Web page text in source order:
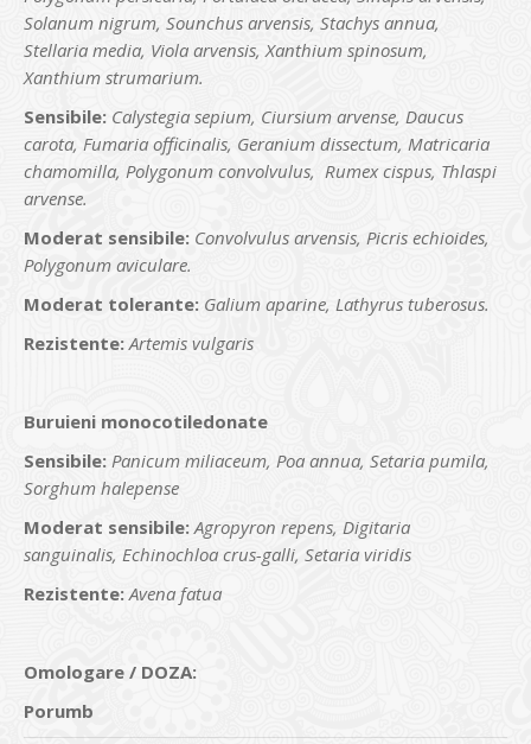
Solanum nigrum, Sounchus arvensis, Stachys annua,
Stellaria media, Viola arvensis, Xanthium spinosum,
Xanthium strumarium.
Sensibile: Calystegia sepium, Ciursium arvense, Daucus
carota, Fumaria officinalis, Geranium dissectum, Matricaria
chamomilla, Polygonum convolvulus, Rumex cispus, Thlaspi
arvense.
Moderat sensibile: Convolvulus arvensis, Picris echioides,
Polygonum aviculare.
Moderat tolerante: Galium aparine, Lathyrus tuberosus.
Rezistente: Artemis vulgaris
Buruieni monocotiledonate
Sensibile: Panicum miliaceum, Poa annua, Setaria pumila,
Sorghum halepense
Moderat sensibile:Agropyron repens, Digitaria
sanguinalis, Echinochloa crus-galli, Setaria viridis
Rezistente:Avena fatua
Omologare / DOZA:
Porumb